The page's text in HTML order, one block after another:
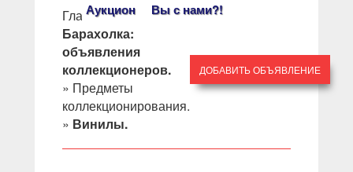
Аукцион
Вы с нами?!
Главная»
Барахолка:
объявления
коллекционеров.
» Предметы
коллекционирования.
» Винилы.
ДОБАВИТЬ ОБЪЯВЛЕНИЕ